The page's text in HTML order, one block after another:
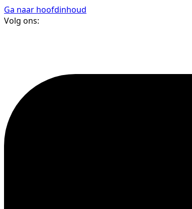
Ga naar hoofdinhoud
Volg ons: